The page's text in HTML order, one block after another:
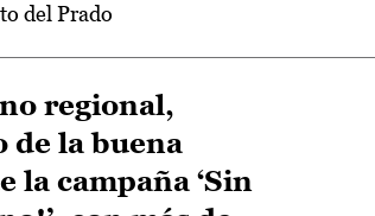
del Prado
regional,
de la buena
la campaña ‘Sin